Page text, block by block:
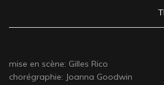
mise en scène: Gilles Rico
chorégraphie: Joanna Goodwin